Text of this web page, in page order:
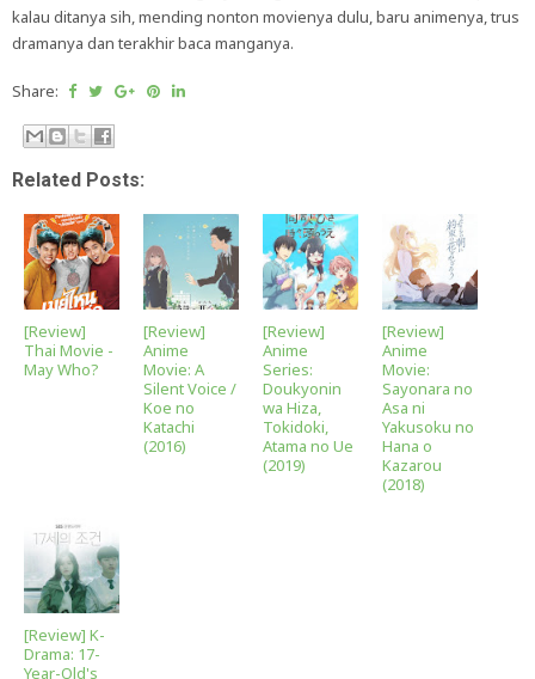
kalau ditanya sih, mending nonton movienya dulu, baru animenya, trus
dramanya dan terakhir baca manganya.
Share:
Related Posts:
[Review]
Thai Movie -
May Who?
[Review]
Anime
Movie: A
Silent Voice /
Koe no
Katachi
(2016)
[Review]
Anime
Series:
Doukyonin
wa Hiza,
Tokidoki,
Atama no Ue
(2019)
[Review]
Anime
Movie:
Sayonara no
Asa ni
Yakusoku no
Hana o
Kazarou
(2018)
[Review] K-
Drama: 17-
Year-Old's